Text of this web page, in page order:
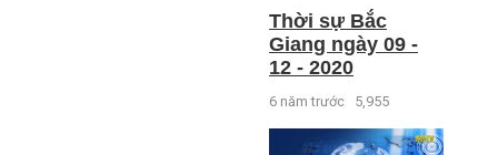
Thời sự Bắc
Giang ngày 09 -
12 - 2020
6 năm trước 5,955